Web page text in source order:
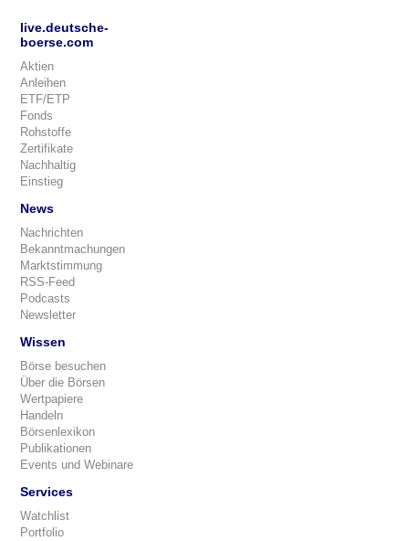
live.deutsche-
boerse.com
Aktien
Anleihen
ETF/ETP
Fonds
Rohstoffe
Zertifikate
Nachhaltig
Einstieg
News
Nachrichten
Bekanntmachungen
Marktstimmung
RSS-Feed
Podcasts
Newsletter
Wissen
Börse besuchen
Über die Börsen
Wertpapiere
Handeln
Börsenlexikon
Publikationen
Events und Webinare
Services
Watchlist
Portfolio